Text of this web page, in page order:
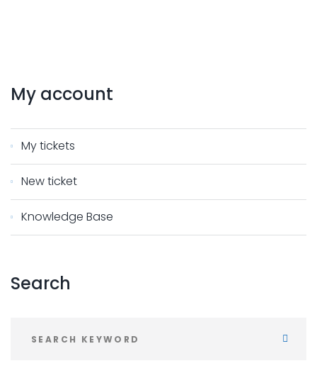
My account
My tickets
New ticket
Knowledge Base
Search